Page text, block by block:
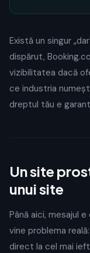
Există un singur
dispărut,
vizibilitatea dacă
ce industria
dreptul tău e
Un site
unui site
Până aici, mesajul
vine problema
direct la cel mai